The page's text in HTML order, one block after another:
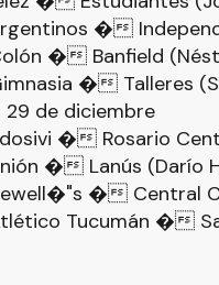
�
� Banfield
� Talleres
29 de diciembre
� Rosario
� Lanús (Darío
� Central
Tucumán �